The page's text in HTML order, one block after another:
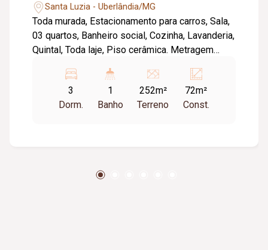
Santa Luzia - Uberlândia/MG
Toda murada, Estacionamento para carros, Sala,
03 quartos, Banheiro social, Cozinha, Lavanderia,
Quintal, Toda laje, Piso cerâmica. Metragem
Aproximadamente 72,11m².
3
Dorm.
1
Banho
252m²
Terreno
72m²
Const.